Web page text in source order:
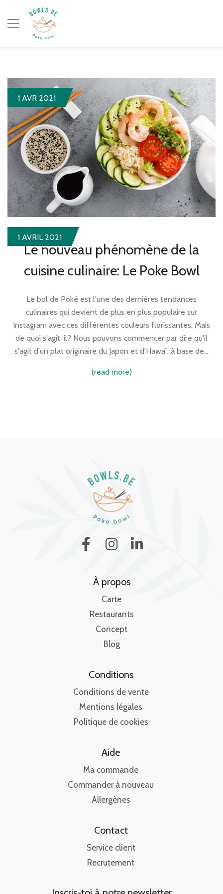
1 AVR 2021
1 AVRIL 2021
Le nouveau phénomène de la
cuisine culinaire: Le Poke Bowl
Le bol de Poké est l'une des dernières tendances
culinaires qui devient de plus en plus populaire sur
Instagram avec ces différentes couleurs florissantes. Mais
de quoi s'agit-il? Nous pouvons commencer par dire qu'il
s'agit d'un plat originaire du Japon et d'Hawaï, à base de…
(read more)
À propos
Carte
Restaurants
Concept
Blog
Conditions
Conditions de vente
Mentions légales
Politique de cookies
Aide
Ma commande
Commander à nouveau
Allergènes
Contact
Service client
Recrutement